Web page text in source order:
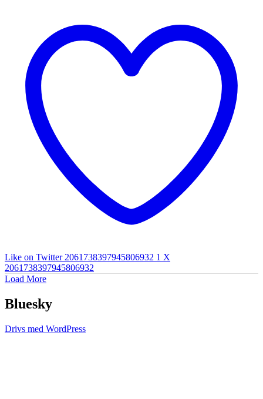
Like on Twitter 2061738397945806932 1 X
2061738397945806932
Load More
Bluesky
Drivs med WordPress